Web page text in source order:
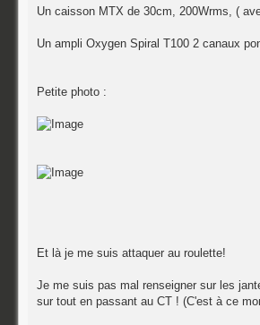
Un caisson MTX de 30cm, 200Wrms, (
Un ampli Oxygen Spiral T100 2 canaux
Petite photo :
Et là je me suis attaquer au roulette!
Je me suis pas mal renseigner sur les
sur tout en passant au CT ! (C'est à ce